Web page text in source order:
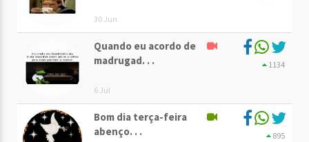
30 Jun
Quando eu acordo de
madrugad. . .
6 Jul
1134
Bom dia terça-feira
abenço. . .
895